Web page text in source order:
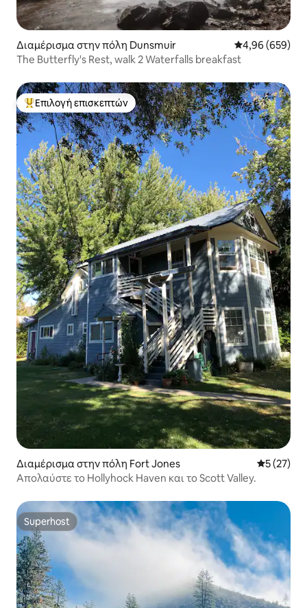
Διαμέρισμα στην πόλη Dunsmuir Μέση
4,96 (659)
The Butterfly's Rest, walk 2 Waterfalls breakfast
Κορυφαία επιλογή επισκεπτών
Επιλογή επισκεπτών
Διαμέρισμα στην πόλη Fort Jones Μέση
5 (27)
Απολαύστε το Hollyhock Haven και το Scott Valley.
Superhost
Superhost